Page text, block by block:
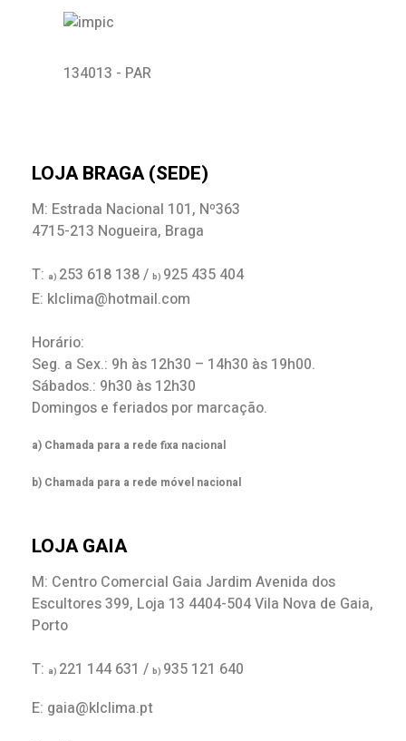
134013 - PAR
LOJA BRAGA (SEDE)
M: Estrada Nacional 101, Nº363
4715-213 Nogueira, Braga
T: a) 253 618 138 / b) 925 435 404
E: klclima@hotmail.com
Horário:
Seg. a Sex.: 9h às 12h30 – 14h30 às 19h00.
Sábados.: 9h30 às 12h30
Domingos e feriados por marcação.
a) Chamada para a rede fixa nacional
b) Chamada para a rede móvel nacional
LOJA GAIA
M: Centro Comercial Gaia Jardim Avenida dos
Escultores 399, Loja 13 4404-504 Vila Nova de Gaia,
Porto
T: a) 221 144 631 / b) 935 121 640
E: gaia@klclima.pt